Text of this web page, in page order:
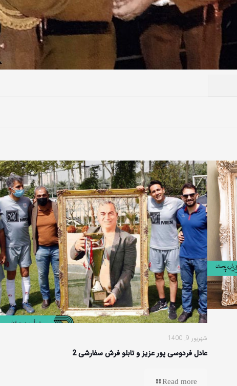
شهریور 9, 1400
عادل فردوسی پور عزیز و تابلو فرش سفارشی 2
Read more